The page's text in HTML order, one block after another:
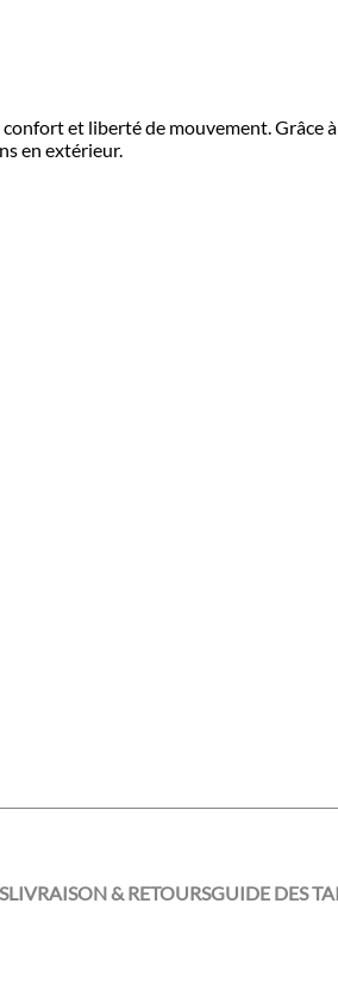
et liberté de mouvement. Grâce
en extérieur.
LIVRAISON & RETOURSGUIDE DES